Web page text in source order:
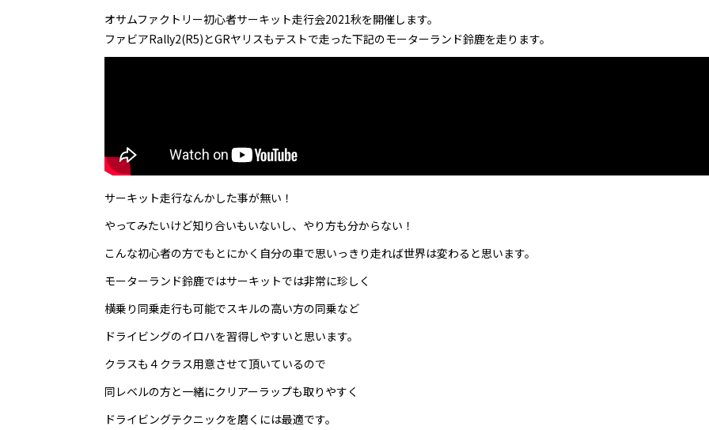
オサムファクトリー初心者サーキット走行会2021秋を開催します。
ファビアRally2(R5)とGRヤリスもテストで走った下記のモーターランド鈴鹿を走ります。
サーキット走行なんかした事が無い！
やってみたいけど知り合いもいないし、やり方も分からない！
こんな初心者の方でもとにかく自分の車で思いっきり走れば世界は変わると思います。
モーターランド鈴鹿ではサーキットでは非常に珍しく
横乗り同乗走行も可能でスキルの高い方の同乗など
ドライビングのイロハを習得しやすいと思います。
クラスも４クラス用意させて頂いているので
同レベルの方と一緒にクリアーラップも取りやすく
ドライビングテクニックを磨くには最適です。